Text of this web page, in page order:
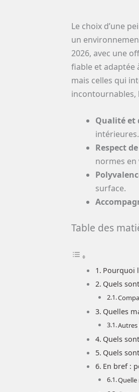
Le choix d’une
un
2026, avec une
fiable et adaptée
mais celles qui
incontournables,
Qualité et
intérieures.
Respect
normes en
surface.
Table des
Pourquoi
Quels
Quelles
Quels
Quels
En bref :